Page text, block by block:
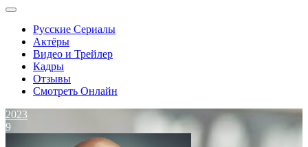
Русские Сериалы
Актёры
Видео и Трейлер
Кадры
Отзывы
Смотреть Онлайн
2023
9